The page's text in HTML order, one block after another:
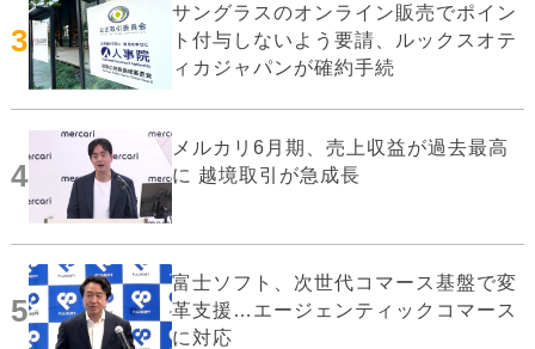
3
サングラスのオンライン販売でポイン
ト付与しないよう要請、ルックスオテ
ィカジャパンが確約手続
4
メルカリ6月期、売上収益が過去最高
に 越境取引が急成長
5
富士ソフト、次世代コマース基盤で変
革支援…エージェンティックコマース
に対応